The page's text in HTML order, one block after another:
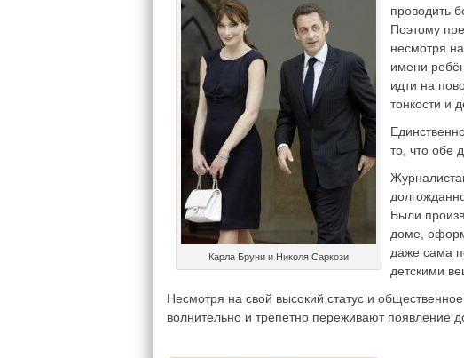
Карла Бруни и Николя Саркози
проводить
Поэтому
несмотря
имени
идти на
тонкости и
то, что обе
Были
доме,
даже сама
детскими
Несмотря на свой высокий статус и
волнительно и трепетно переживают появление